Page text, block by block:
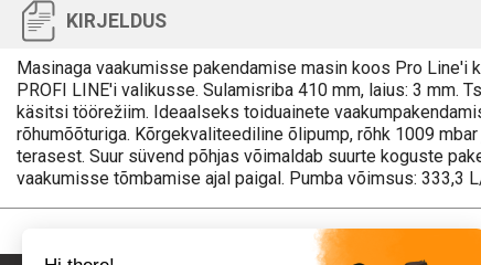
KIRJELDUS
Masinaga vaakumisse pakendamise masin koos Pro Line'i
PROFI LINE'i valikusse. Sulamisriba 410 mm, laius: 3 mm.
käsitsi töörežiim. Ideaalseks toiduainete
rõhumõõturiga. Kõrgekvaliteediline õlipump, rõhk 1009
terasest. Suur süvend põhjas võimaldab suurte koguste
vaakumisse tõmbamise ajal paigal. Pumba võimsus: 333,3